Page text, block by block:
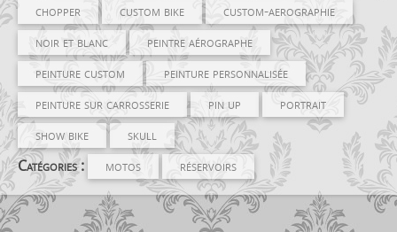
chopper
custom bike
custom-aerographie
noir et blanc
peintre aérographe
peinture custom
peinture personnalisée
peinture sur carrosserie
pin up
portrait
show bike
skull
Catégories :
motos réservoirs